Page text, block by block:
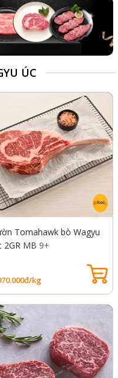
ÚC
Tomahawk bò Wagyu
2GR MB 9+
kg